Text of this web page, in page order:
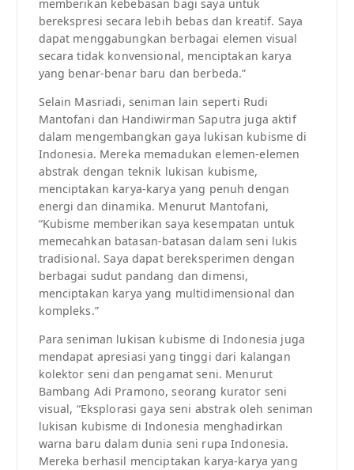
memberikan kebebasan bagi saya untuk
berekspresi secara lebih bebas dan kreatif. Saya
dapat menggabungkan berbagai elemen visual
secara tidak konvensional, menciptakan karya
yang benar-benar baru dan berbeda.”
Selain Masriadi, seniman lain seperti Rudi
Mantofani dan Handiwirman Saputra juga aktif
dalam mengembangkan gaya lukisan kubisme di
Indonesia. Mereka memadukan elemen-elemen
abstrak dengan teknik lukisan kubisme,
menciptakan karya-karya yang penuh dengan
energi dan dinamika. Menurut Mantofani,
“Kubisme memberikan saya kesempatan untuk
memecahkan batasan-batasan dalam seni lukis
tradisional. Saya dapat bereksperimen dengan
berbagai sudut pandang dan dimensi,
menciptakan karya yang multidimensional dan
kompleks.”
Para seniman lukisan kubisme di Indonesia juga
mendapat apresiasi yang tinggi dari kalangan
kolektor seni dan pengamat seni. Menurut
Bambang Adi Pramono, seorang kurator seni
visual, “Eksplorasi gaya seni abstrak oleh seniman
lukisan kubisme di Indonesia menghadirkan
warna baru dalam dunia seni rupa Indonesia.
Mereka berhasil menciptakan karya-karya yang